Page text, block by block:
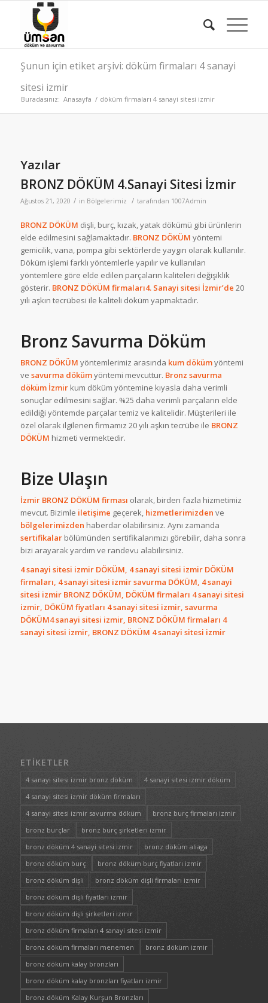
Şunun için etiket arşivi: döküm firmaları 4 sanayi
sitesi izmir
Buradasınız: Anasayfa / döküm firmaları 4 sanayi sitesi izmir
Yazılar
BRONZ DÖKÜM 4.Sanayi Sitesi İzmir
Ağustos 21, 2020 / in Bölgelerimiz / tarafından 1007Admin
BRONZ DÖKÜM dişli, burç, kızak, yatak dökümü gibi ürünlerin
elde edilmesini sağlamaktadır. BRONZ DÖKÜM yöntemi
gemicilik, vana, pompa gibi sektörlerde yaygın olarak kullanılır.
Döküm işlemi farklı yöntemlerle yapılır ve kullanılan
yöntemlere göre elde edilen parçaların kaliteleri değişiklik
gösterir. BRONZ DÖKÜM firmaları4. Sanayi sitesi İzmir’de 20
yılı aşkın tecrübesi ile kaliteli döküm yapmaktadır.
Bronz Savurma Döküm
BRONZ DÖKÜM yöntemlerimiz arasında kum dökümyöntemi
ve savurma dökümyöntemi mevcuttur. Bronz savurma
döküm İzmir kum döküm yöntemine kıyasla daha verimli
sonuçlar edilmesini sağlar. %25 daha verimli parçaların elde
edildiği yöntemde parçalar temiz ve kalitelidir. Müşterileri ile
özel olarak ilgilenen firmamız 20 yılı aşkın tecrübe ile BRONZ
DÖKÜM hizmeti vermektedir.
Bize Ulaşın
İzmir BRONZ DÖKÜM firması olarak, birden fazla hizmetimiz
mevcut. Bizimle iletişime geçerek, hizmetlerimizden ve
bölgelerimizden haberdar olabilirsiniz. Aynı zamanda
sertifikalarbölümünden sertifikalarımızı görebilir, daha sonra
bizi arayarak yardım ve randevu alabilirsiniz.
4 sanayi sitesi izmir DÖKÜM, 4 sanayi sitesi izmir DÖKÜM
firmaları, 4 sanayi sitesi izmir savurma DÖKÜM, 4 sanayi
sitesi izmir BRONZ DÖKÜM, DÖKÜM firmaları 4 sanayi sitesi
izmir, DÖKÜM fiyatları 4 sanayi sitesi izmir, savurma
DÖKÜM4 sanayi sitesi izmir, BRONZ DÖKÜM firmaları 4
sanayi sitesi izmir, BRONZ DÖKÜM 4 sanayi sitesi izmir
ETIKETLER
4 sanayi sitesi izmir bronz döküm
4 sanayi sitesi izmir döküm
4 sanayi sitesi izmir döküm firmaları
4 sanayi sitesi izmir savurma döküm
bronz burç firmaları izmir
bronz burçlar
bronz burç şirketleri izmir
bronz döküm 4 sanayi sitesi izmir
bronz döküm aliaga
bronz döküm burç
bronz döküm burç fiyatları izmir
bronz döküm dişli
bronz döküm dişli firmaları izmir
bronz döküm dişli fiyatları izmir
bronz döküm dişli şirketleri izmir
bronz döküm firmaları 4 sanayi sitesi izmir
bronz döküm firmaları menemen
bronz döküm izmir
bronz döküm kalay bronzları
bronz döküm kalay bronzları fiyatları izmir
bronz döküm Kalay Kurşun Bronzları